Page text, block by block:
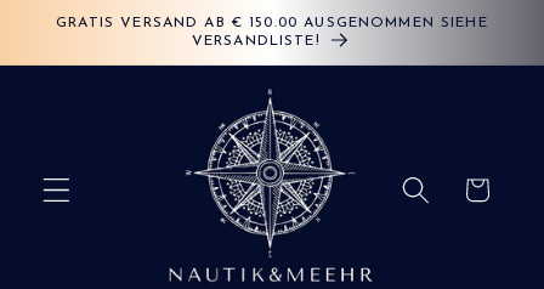
doGRATIS VERSAND AB € 150.00 AUSGENOMMEN SIEHE
VERSANDLISTE!
Koszyk